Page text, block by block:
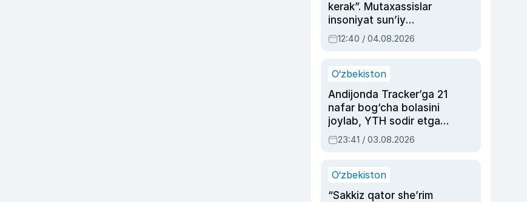
kerak”. Mutaxassislar
insoniyat sun’iy
intellektni boshqara
olmay qolishidan xavotir
12:40 / 04.08.2026
O‘zbekiston
Andijonda Tracker’ga 21
nafar bog‘cha bolasini
joylab, YTH sodir etgan
ayolga sud hukmi o‘qildi
23:41 / 03.08.2026
O‘zbekiston
“Sakkiz qator she’rim